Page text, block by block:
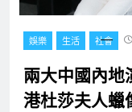
娛樂 生活 社會
兩大中國內地
港杜莎夫人蠟